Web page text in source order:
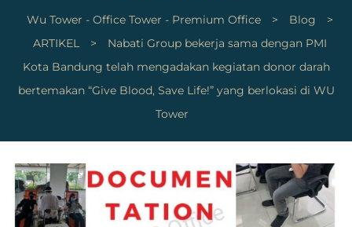
Wu Tower - Office Tower - Premium Office > Blog
>
ARTIKEL
>
Nabati Group bekerja sama dengan PMI
Kota Bandung telah mengadakan kegiatan donor darah
bertemakan “Give Blood, Save Life!” yang berlokasi di WU
Tower